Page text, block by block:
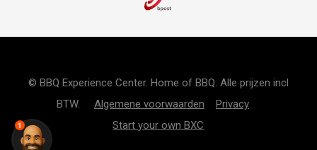
© BBQ Experience Center. Home of BBQ. Alle prijzen incl
BTW. Algemene voorwaarden
Privacy
Start your own BXC
1